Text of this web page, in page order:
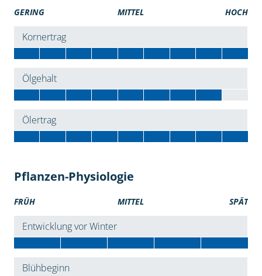
GERING MITTEL HOCH
Kornertrag
Ölgehalt
Ölertrag
Pflanzen-Physiologie
FRÜH MITTEL SPÄT
Entwicklung vor Winter
Blühbeginn